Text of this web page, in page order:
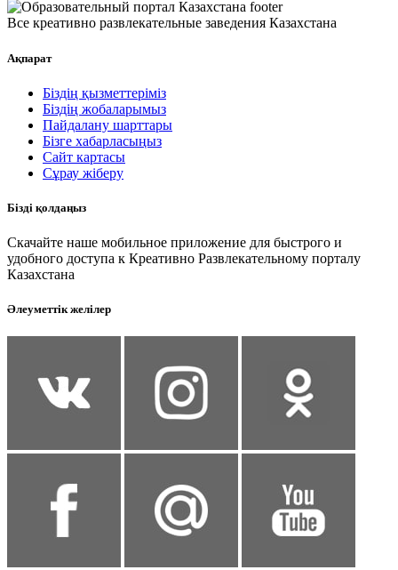
Все креативно развлекательные заведения Казахстана
Ақпарат
Біздің қызметтеріміз
Біздің жобаларымыз
Пайдалану шарттары
Бізге хабарласыңыз
Сайт картасы
Сұрау жіберу
Бізді қолдаңыз
Скачайте наше мобильное приложение для быстрого и
удобного доступа к Креативно Развлекательному порталу
Казахстана
Әлеуметтік желілер